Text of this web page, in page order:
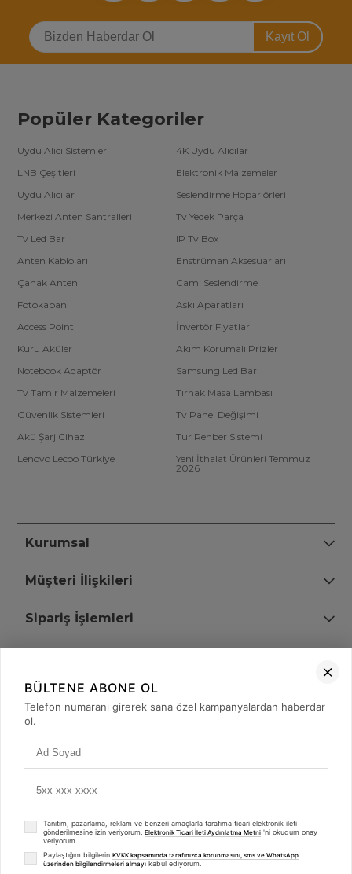
Kayıt Ol
Popüler Kategoriler
Uydu Alıcı Sistemleri
4K Uydu Alıcılar
LNB Çeşitleri
Elektronik Malzemeler
Uydu Alıcılar
Seslendirme Hoparlörleri
Merkezi Anten Santralleri
Tv Yedek Parça
Tv Led Bar
IP Tv Box
Anten Kabloları
Enstrüman Aksesuarları
Çanak Anten
Cami Seslendirme
Fotokapan
Askı Aparatları
Access Point
İnvertör Fiyatları
Kuru Aküler
Akım Korumalı Prizler
Notebook Adaptör
Samsung Led Bar
Tv Tamir Malzemeleri
Tırnak Masa Lambası
Güvenlik Sistemleri
Tv Panel Değişimi
Akü Şarj Cihazı
Tur Rehber Sistemi
Lenovo Lecoo Türkiye
Yeni İthalat Ürünleri Temmuz
2026
Kurumsal
Müşteri İlişkileri
Sipariş İşlemleri
+90 (850) 473 08 08
BÜLTENE ABONE OL
Telefon numaranı girerek sana özel kampanyalardan haberdar
ol.
Tanıtım, pazarlama, reklam ve benzeri amaçlarla tarafıma ticari elektronik ileti
gönderilmesine izin veriyorum. Elektronik Ticari İleti Aydınlatma Metni 'ni okudum onay
veriyorum.
Paylaştığım bilgilerin KVKK kapsamında tarafınızca korunmasını, sms ve WhatsApp
üzerinden bilgilendirmeleri almayı kabul ediyorum.